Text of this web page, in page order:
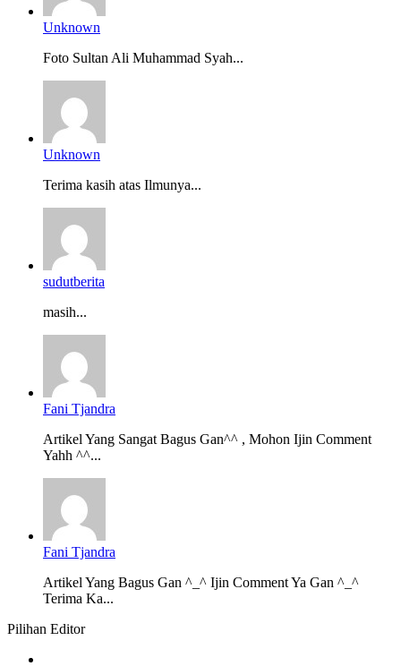
Unknown
Foto Sultan Ali Muhammad Syah...
Unknown
Terima kasih atas Ilmunya...
sudutberita
masih...
Fani Tjandra
Artikel Yang Sangat Bagus Gan^^ , Mohon Ijin Comment
Yahh ^^...
Fani Tjandra
Artikel Yang Bagus Gan ^_^ Ijin Comment Ya Gan ^_^
Terima Ka...
Pilihan Editor